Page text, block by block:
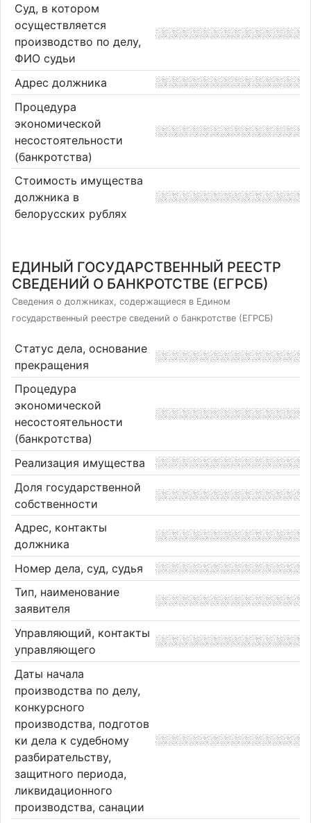
Суд, в котором
осуществляется
производство по делу,
ФИО судьи
Адрес должника
Процедура
экономической
несостоятельности
(банкротства)
Стоимость имущества
должника в
белорусских рублях
ЕДИНЫЙ ГОСУДАРСТВЕННЫЙ РЕЕСТР
СВЕДЕНИЙ О БАНКРОТСТВЕ (ЕГРСБ)
Сведения о должниках, содержащиеся в Едином
государственный реестре сведений о банкротстве (ЕГРСБ)
Статус дела, основание
прекращения
Процедура
экономической
несостоятельности
(банкротства)
Реализация имущества
Доля государственной
собственности
Адрес, контакты
должника
Номер дела, суд, судья
Тип, наименование
заявителя
Управляющий, контакты
управляющего
Даты начала
производства по делу,
конкурсного
производства, подготов
ки дела к судебному
разбирательству,
защитного периода,
ликвидационного
производства, санации